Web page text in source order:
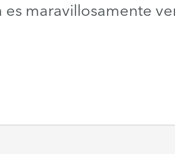
maravillosamente